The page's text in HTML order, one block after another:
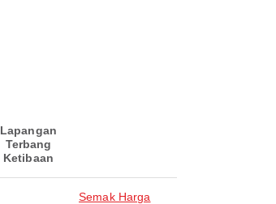
Lapangan
Terbang
Ketibaan
Semak Harga